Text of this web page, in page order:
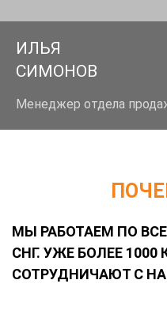
ИЛЬЯ
СИМОНОВ
Менеджер отдела
МЫ РАБОТАЕМ ПО
СНГ. УЖЕ БОЛЕЕ
СОТРУДНИЧАЮТ С